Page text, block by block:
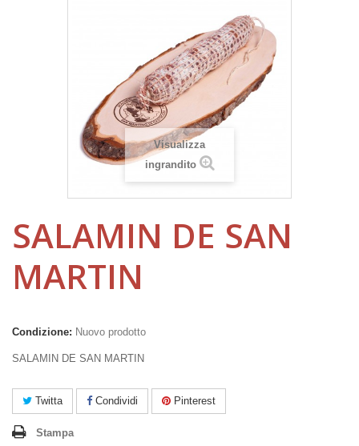
Visualizza
ingrandito
SALAMIN DE SAN
MARTIN
Condizione: Nuovo prodotto
SALAMIN DE SAN MARTIN
Twitta Condividi Pinterest
Stampa